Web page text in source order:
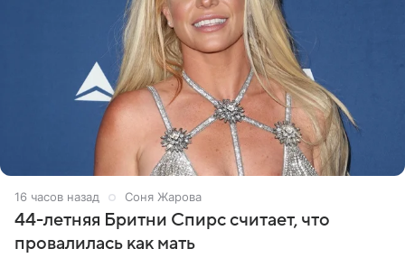
16 часов назад Соня Жарова
44-летняя Бритни Спирс считает, что
провалилась как мать